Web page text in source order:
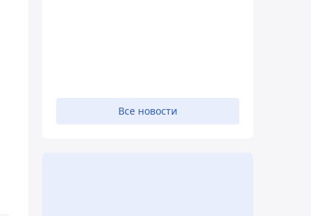
Все новости